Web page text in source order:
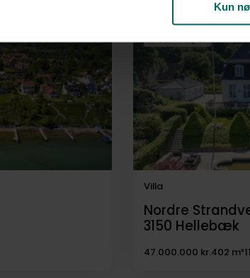
Kun
Anden mægler
Villa
Nordre
3150 Hellebæk
47.000.000 kr.402 m²